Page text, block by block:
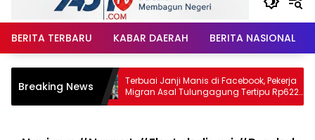
BERITA TERBARU KABAR DAERAH BERITA NASIONAL
Breaking News
Berduka
Catur
yang
Terbuai Janji Manis di Facebook, Pekerja
Migran Asal Tulungagung Tertipu Rp622
Juta